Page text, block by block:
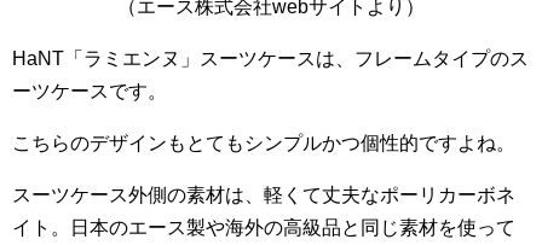
（エース株式会社webサイトより）
HaNT「ラミエンヌ」スーツケースは、フレームタイプのス
ーツケースです。
こちらのデザインもとてもシンプルかつ個性的ですよね。
スーツケース外側の素材は、軽くて丈夫なポーリカーボネ
イト。日本のエース製や海外の高級品と同じ素材を使って